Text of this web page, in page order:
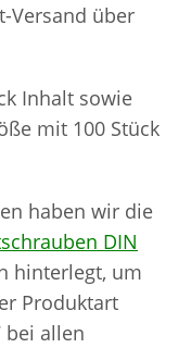
Versand über
Inhalt sowie
mit 100 Stück
haben wir die
DIN
hinterlegt, um
Produktart
bei allen